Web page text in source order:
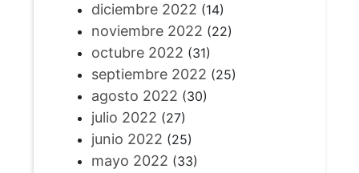
diciembre 2022 (14)
noviembre 2022 (22)
octubre 2022 (31)
septiembre 2022 (25)
agosto 2022 (30)
julio 2022 (27)
junio 2022 (25)
mayo 2022 (33)